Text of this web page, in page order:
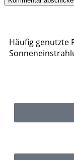
Häufig genutzte